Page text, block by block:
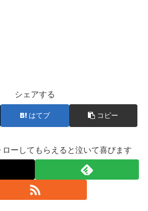
シェアする
はてブ コピー
ローしてもらえると泣いて喜びます